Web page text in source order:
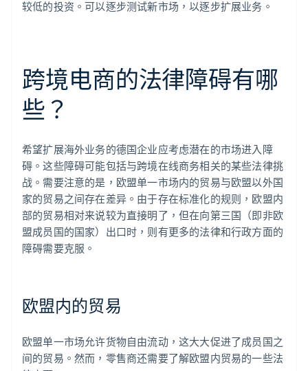
较低的投资。可以逐步测试新市场，以逐步扩展业务。
跨境电商的法律障碍有哪
些？
希望扩展海外业务的德国企业应考虑潜在的市场进入障
碍。这些障碍可能包括与跨境在线商务相关的某些法律挑
战。需要注意的是，欧盟单一市场内的贸易与欧盟以外国
家的贸易之间存在差异。由于存在标准化的规则，欧盟内
部的贸易相对来说较为直接明了，但在向第三国（即非欧
盟成员国的国家）出口时，则有更多的法律和行政方面的
障碍需要克服。
欧盟内的贸易
欧盟单一市场允许货物自由流动，这大大促进了成员国之
间的贸易。然而，零售商还需要了解欧盟内贸易的一些法